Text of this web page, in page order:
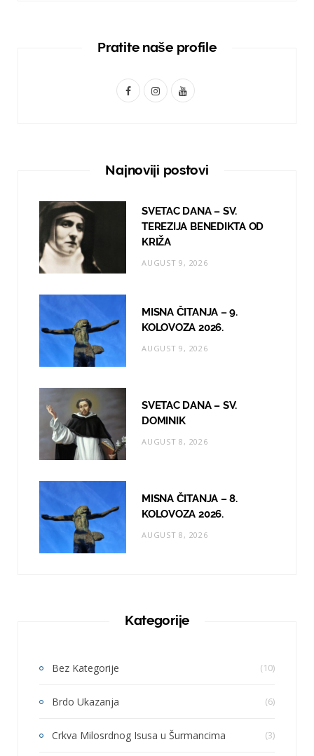
Pratite naše profile
F
I
t
g
r
a
Y
T
b
e
Najnoviji postovi
SVETAC DANA – SV.
TEREZIJA BENEDIKTA OD
KRIŽA
AUGUST 9, 2026
MISNA ČITANJA – 9.
KOLOVOZA 2026.
AUGUST 9, 2026
SVETAC DANA – SV.
DOMINIK
AUGUST 8, 2026
MISNA ČITANJA – 8.
KOLOVOZA 2026.
AUGUST 8, 2026
Kategorije
Bez Kategorije (10)
Brdo Ukazanja (6)
Crkva Milosrdnog Isusa u Šurmancima (3)